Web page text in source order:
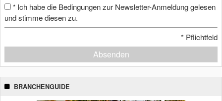
* Ich habe die Bedingungen zur Newsletter-Anmeldung gelesen
und stimme diesen zu.
* Pflichtfeld
Absenden
BRANCHENGUIDE